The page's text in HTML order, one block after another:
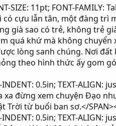
SIZE: 11pt; FONT-FAMILY:
cựu lẫn tân, một đàng trì
già sao có trẻ, không trẻ
quá khứ mà không
lòng sanh chúng. Nơi đất
theo hình thức ấy gom
0.5in; TEXT-ALIGN:
xa đừng xem chuyện Đạo
từ buổi ban sơ.</
0.5in; TEXT-ALIGN: